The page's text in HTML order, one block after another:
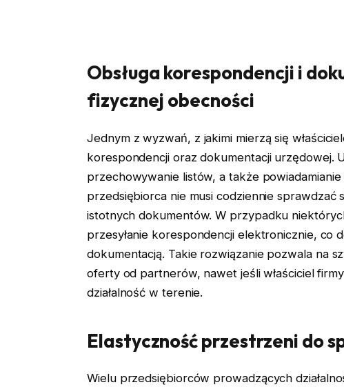
Obsługa korespondencji i
fizycznej obecności
Jednym z wyzwań, z jakimi mierzą się
korespondencji oraz dokumentacji urzędowej.
przechowywanie listów, a także
przedsiębiorca nie musi codziennie
istotnych dokumentów. W przypadku
przesyłanie korespondencji elektronicznie, co
dokumentacją. Takie rozwiązanie pozwala na
oferty od partnerów, nawet jeśli właściciel
działalność w terenie.
Elastyczność przestrzeni do
Wielu przedsiębiorców prowadzących